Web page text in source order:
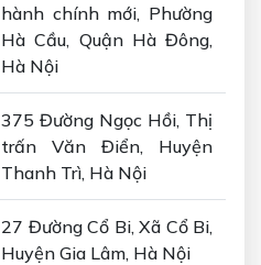
hành chính mới, Phường
Hà Cầu, Quận Hà Đông,
Hà Nội
375 Đường Ngọc Hồi, Thị
trấn Văn Điển, Huyện
Thanh Trì, Hà Nội
27 Đường Cổ Bi, Xã Cổ Bi,
Huyện Gia Lâm, Hà Nội